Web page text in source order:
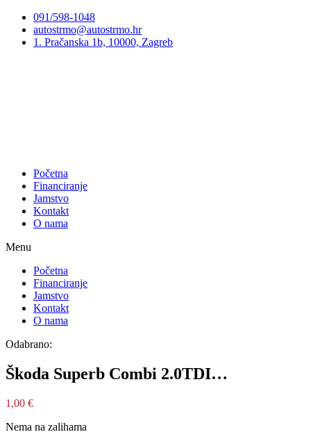
Preskoči
sadržaj
091/598-1048
autostrmo@autostrmo.hr
1. Pračanska 1b, 10000, Zagreb
Početna
Financiranje
Jamstvo
Kontakt
O nama
Menu
Početna
Financiranje
Jamstvo
Kontakt
O nama
Odabrano:
Škoda Superb Combi 2.0TDI…
1,00 €
Nema na zalihama